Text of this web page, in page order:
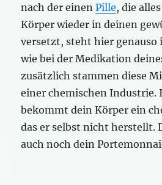
nach der einenPille, die
Körper wieder in deinen
versetzt, steht hier genauso
wie bei der Medikation
zusätzlich stammen diese
einer chemischen Industrie.
bekommt dein Körper ein
das er selbst nicht herstellt.
auch noch dein